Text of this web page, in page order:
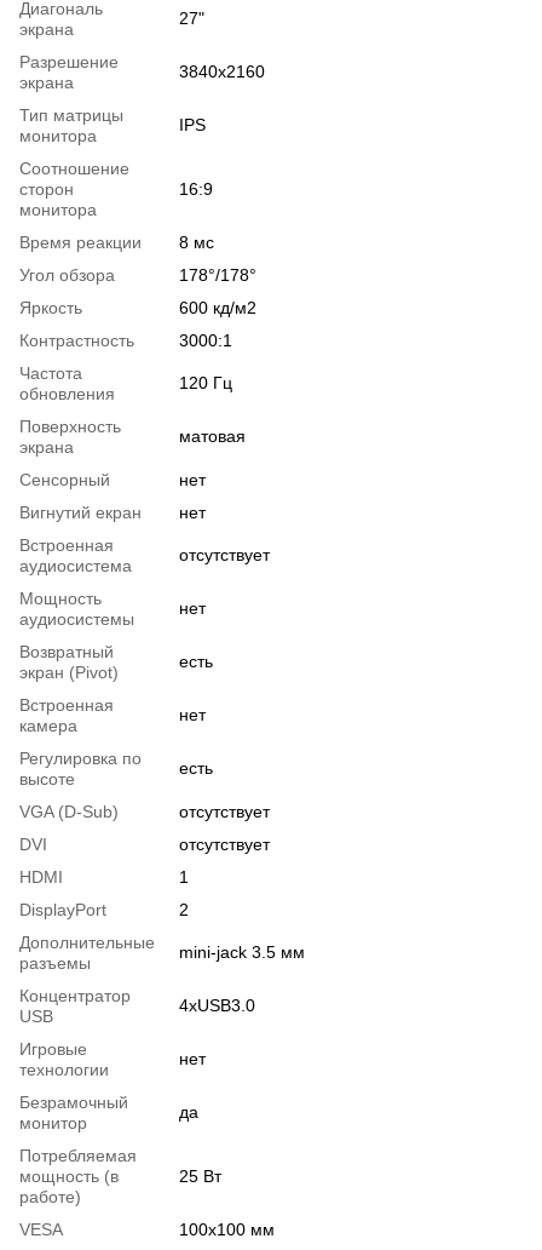
Диагональ
экрана
27"
Разрешение
экрана
3840х2160
Тип матрицы
монитора
IPS
Соотношение
сторон
монитора
16:9
Время реакции
8 мс
Угол обзора
178°/178°
Яркость
600 кд/м2
Контрастность
3000:1
Частота
обновления
120 Гц
Поверхность
экрана
матовая
Сенсорный
нет
Вигнутий екран
нет
Встроенная
аудиосистема
отсутствует
Мощность
аудиосистемы
нет
Возвратный
экран (Pivot)
есть
Встроенная
камера
нет
Регулировка по
высоте
есть
VGA (D-Sub)
отсутствует
DVI
отсутствует
HDMI
1
DisplayPort
2
Дополнительные
разъемы
mini-jack 3.5 мм
Концентратор
USB
4хUSB3.0
Игровые
технологии
нет
Безрамочный
монитор
да
Потребляемая
мощность (в
работе)
25 Вт
VESA
100х100 мм